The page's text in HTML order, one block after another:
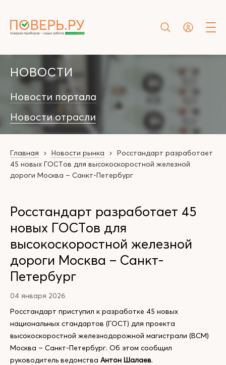
НОВОСТИ
Новости портала
Новости отрасли
Главная Новости рынка
Росстандарт разработает
45 новых ГОСТов для высокоскоростной железной
дороги Москва – Санкт-Петербург
Росстандарт разработает 45
новых ГОСТов для
высокоскоростной железной
дороги Москва – Санкт-
Петербург
04 января 2026
Росстандарт приступил к разработке 45 новых
национальных стандартов (ГОСТ) для проекта
высокоскоростной железнодорожной магистрали (ВСМ)
Москва – Санкт-Петербург. Об этом сообщил
руководитель ведомства Антон Шалаев.